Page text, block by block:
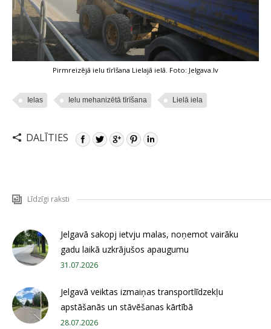
Pirmreizējā ielu tīrīšana Lielajā ielā. Foto: Jelgava.lv
Ielas Ielu mehanizētā tīrīšana Lielā iela
DALĪTIES
Līdzīgi raksti
Jelgavā sakopj ietvju malas, noņemot vairāku
gadu laikā uzkrājušos apaugumu
31.07.2026
Jelgavā veiktas izmaiņas transportlīdzekļu
apstāšanās un stāvēšanas kārtībā
28.07.2026